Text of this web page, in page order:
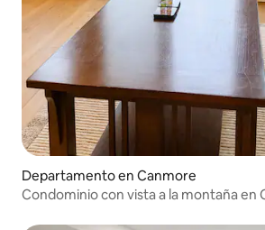
Departamento en Canmore
Condominio con vista a la montaña en